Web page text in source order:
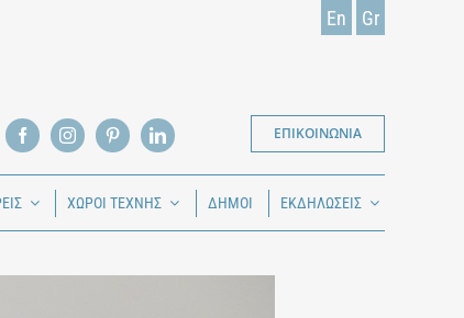
En Gr
ΕΠΙΚΟΙΝΩΝΙΑ
ΧΩΡΟΙ ΤΕΧΝΗΣ ΔΗΜΟΙ ΕΚΔΗΛΩΣΕΙΣ